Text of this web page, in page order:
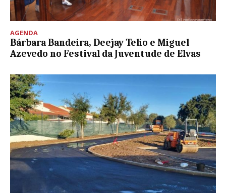
AGENDA
Bárbara Bandeira, Deejay Telio e Miguel
Azevedo no Festival da Juventude de Elvas